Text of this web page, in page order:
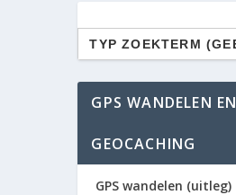
Zoek
naar:
GPS WANDELEN EN
GEOCACHING
GPS wandelen (uitleg)